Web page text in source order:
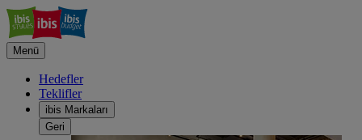
Menü
Hedefler
Teklifler
ibis Markaları
Geri